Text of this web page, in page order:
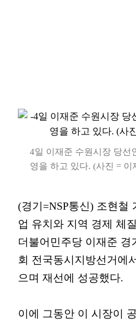
4일 이재준 수원시장 당선
영을 하고 있다. (사진 = 이
(경기=NSP통신) 조현철
업 유치와 지역 경제 체
더불어민주당 이재준 경
회 전국동시지방선거에
으며 재선에 성공했다.
이에 그동안 이 시장이